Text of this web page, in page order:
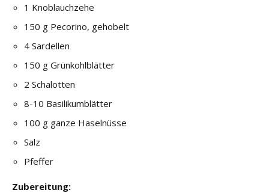
1 Knoblauchzehe
150 g Pecorino, gehobelt
4 Sardellen
150 g Grünkohlblätter
2 Schalotten
8-10 Basilikumblätter
100 g ganze Haselnüsse
Salz
Pfeffer
Zubereitung: